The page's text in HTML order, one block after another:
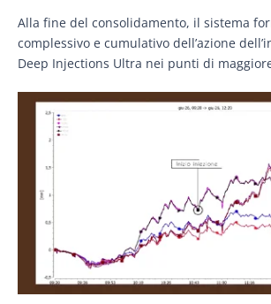
Alla fine del consolidamento, il sistema
complessivo e cumulativo dell’azione
Deep Injections Ultra nei punti di